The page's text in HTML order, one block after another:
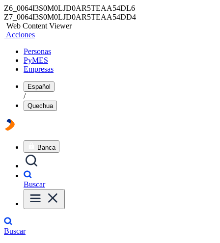
Z6_0064I3S0M0LJD0AR5TEAA54DL6
Z7_0064I3S0M0LJD0AR5TEAA54DD4
Web Content Viewer
Acciones
Personas
PyMES
Empresas
Español
/
Quechua
Banca
Buscar
Buscar